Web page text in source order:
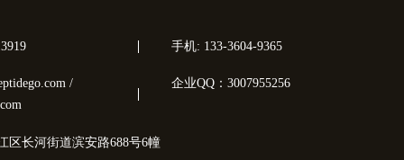
手机: 133-3604-9365
/
企业QQ：3007955256
区长河街道滨安路688号6幢